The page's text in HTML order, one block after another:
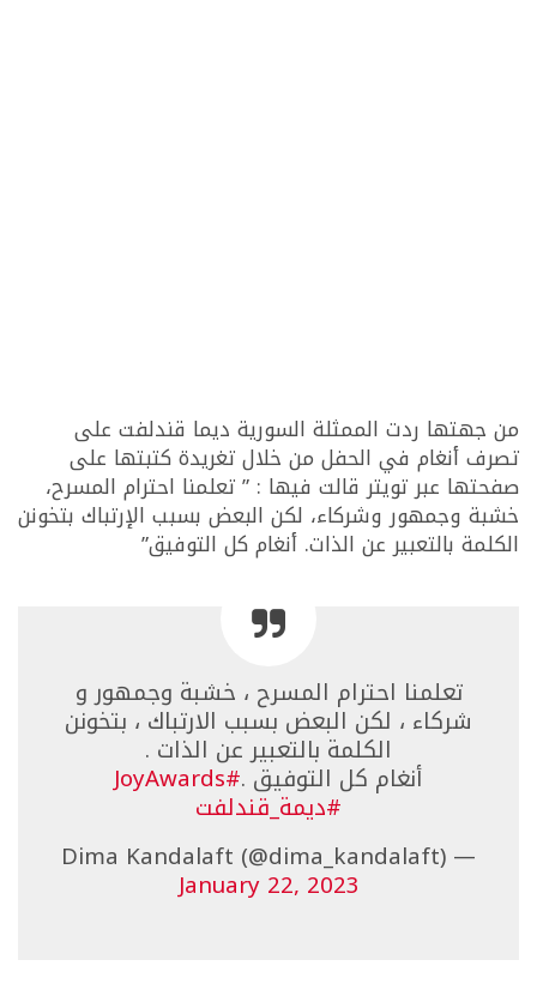
من جهتها ردت الممثلة السورية ديما قندلفت على
تصرف أنغام في الحفل من خلال تغريدة كتبتها على
صفحتها عبر تويتر قالت فيها : ” تعلمنا احترام المسرح،
خشبة وجمهور وشركاء، لكن البعض بسبب الإرتباك بتخونن
الكلمة بالتعبير عن الذات. أنغام كل التوفيق”
تعلمنا احترام المسرح ، خشبة وجمهور و
شركاء ، لكن البعض بسبب الارتباك ، بتخونن
الكلمة بالتعبير عن الذات .
أنغام كل التوفيق .#JoyAwards
#ديمة_قندلفت
— Dima Kandalaft (@dima_kandalaft)
January 22, 2023